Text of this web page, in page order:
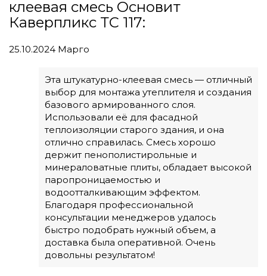
клеевая смесь Основит
Каверпликс ТС 117:
25.10.2024 Марго
Эта штукатурно-клеевая смесь — отличный
выбор для монтажа утеплителя и создания
базового армированного слоя.
Использовали её для фасадной
теплоизоляции старого здания, и она
отлично справилась. Смесь хорошо
держит пенополистирольные и
минераловатные плиты, обладает высокой
паропроницаемостью и
водоотталкивающим эффектом.
Благодаря профессиональной
консультации менеджеров удалось
быстро подобрать нужный объем, а
доставка была оперативной. Очень
довольны результатом!